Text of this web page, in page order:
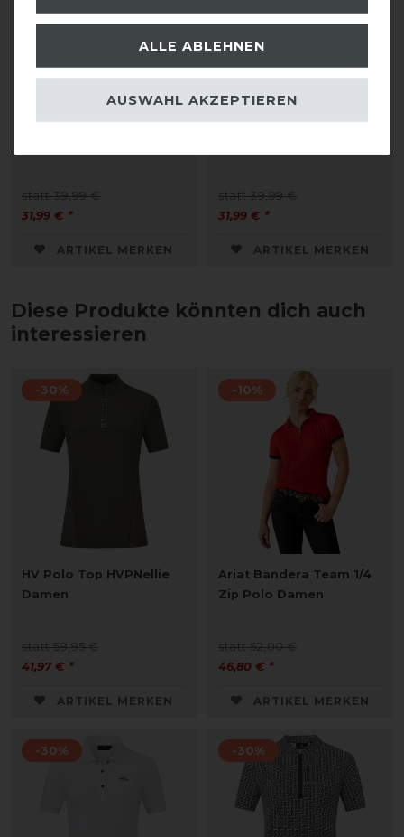
Covalliero Turniershirt
statt 39,99 €
31,99 € *
ARTIKEL MERKEN
Covalliero Turniershirt
statt 39,99 €
31,99 € *
ARTIKEL MERKEN
Diese Produkte könnten dich auch
interessieren
-30%
HV Polo Top HVPNellie
Damen
statt 59,95 €
41,97 € *
ARTIKEL MERKEN
-10%
Ariat Bandera Team 1/4
Zip Polo Damen
statt 52,00 €
46,80 € *
ARTIKEL MERKEN
-30% -30%
ALLE ABLEHNEN
AUSWAHL AKZEPTIEREN